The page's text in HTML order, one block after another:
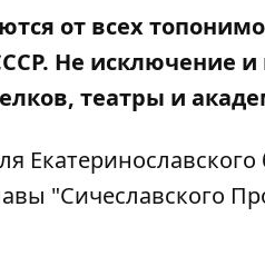
от всех
Не исключение и
театры и
"Сичеславского